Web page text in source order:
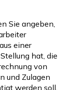
Sie angeben,
einer
hat, die
von
und Zulagen
werden soll.